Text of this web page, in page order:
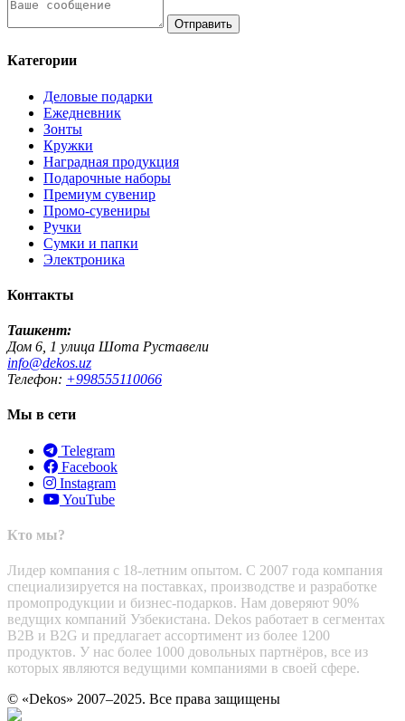
Отправить
Категории
Деловые подарки
Ежедневник
Зонты
Кружки
Наградная продукция
Подарочные наборы
Премиум сувенир
Промо-сувениры
Ручки
Сумки и папки
Электроника
Контакты
Ташкент:
Дом 6, 1 улица Шота Руставели
info@dekos.uz
Телефон: +998555110066
Мы в сети
Telegram
Facebook
Instagram
YouTube
Кто мы?
Лидер компания с 18-летним опытом. С 2007 года компания
специализируется на поставках, производстве и разработке
промопродукции и бизнес-подарков. Нам доверяют 90%
ведущих компаний Узбекистана. Dekos работает в сегментах
B2B и B2G и предлагает ассортимент из более 1200
продуктов. У нас более 1000 довольных партнёров, все из
которых являются ведущими компаниями в своей сфере.
© «Dekos» 2007–2025. Все права защищены